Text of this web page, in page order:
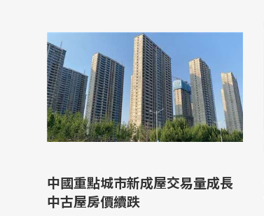
中國重點城市新成屋交易量成長
中古屋房價續跌